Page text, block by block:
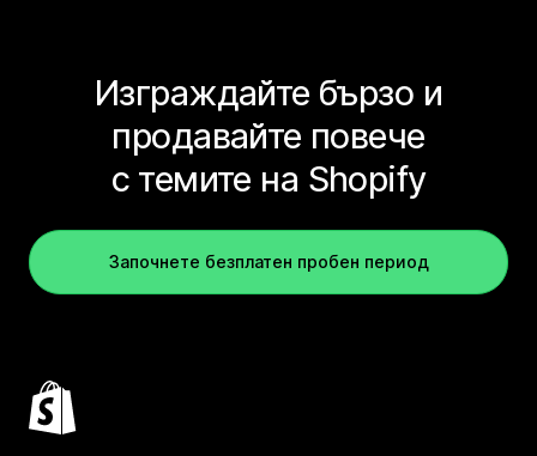
Изграждайте бързо и
продавайте повече
с темите на Shopify
Започнете безплатен пробен период